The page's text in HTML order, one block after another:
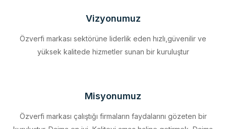
Özverfi markası sektörüne liderlik eden hızlı,güvenilir ve
Özverfi markası çalıştığı firmaların faydalarını gözeten bir
gelişen teknolojiye ayak uydurarak müşteri beklentilerini